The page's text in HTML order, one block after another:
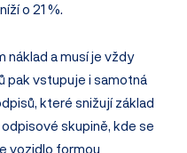
o 21 %.
náklad a musí je vždy
pak vstupuje i samotná
které snižují základ
skupině, kde se
vozidlo formou